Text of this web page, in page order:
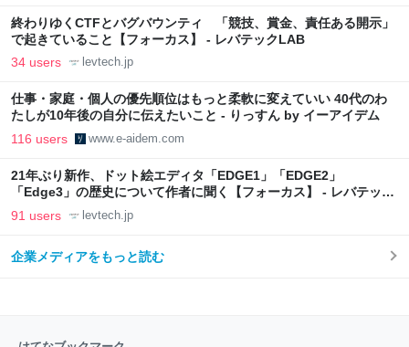
終わりゆくCTFとバグバウンティ 「競技、賞金、責任ある開示」
で起きていること【フォーカス】 - レバテックLAB
34 users levtech.jp
仕事・家庭・個人の優先順位はもっと柔軟に変えていい 40代のわ
たしが10年後の自分に伝えたいこと - りっすん by イーアイデム
116 users www.e-aidem.com
21年ぶり新作、ドット絵エディタ「EDGE1」「EDGE2」
「Edge3」の歴史について作者に聞く【フォーカス】 - レバテック
LAB
91 users levtech.jp
企業メディアをもっと読む